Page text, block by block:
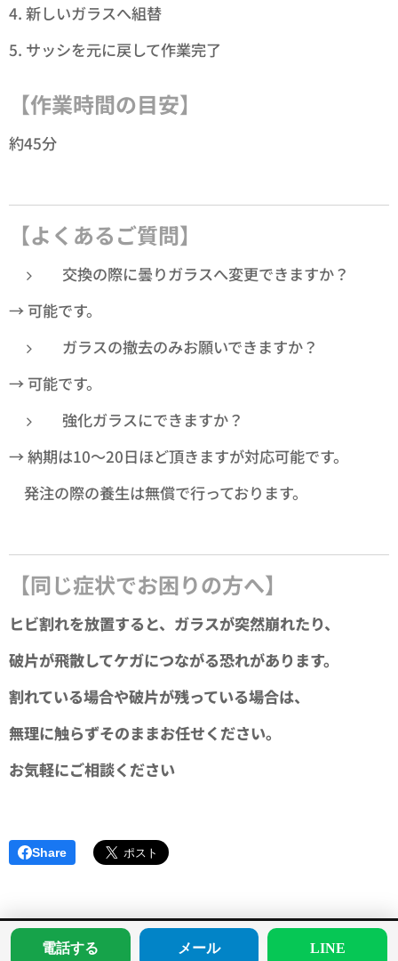
電話する メール LINE
4. 新しいガラスへ組替
5. サッシを元に戻して作業完了
【作業時間の目安】
約45分
【よくあるご質問】
交換の際に曇りガラスへ変更できますか？
→ 可能です。
ガラスの撤去のみお願いできますか？
→ 可能です。
強化ガラスにできますか？
→ 納期は10～20日ほど頂きますが対応可能です。
発注の際の養生は無償で行っております。
【同じ症状でお困りの方へ】
ヒビ割れを放置すると、ガラスが突然崩れたり、
破片が飛散してケガにつながる恐れがあります。
割れている場合や破片が残っている場合は、
無理に触らずそのままお任せください。
お気軽にご相談ください😊✨
Share
住まいのトラブル解決